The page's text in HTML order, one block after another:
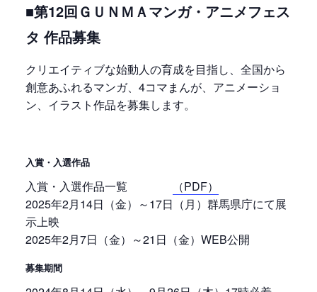
■第12回ＧＵＮＭＡマンガ・アニメフェス
タ 作品募集
クリエイティブな始動人の育成を目指し、全国から
創意あふれるマンガ、4コマまんが、アニメーショ
ン、イラスト作品を募集します。
入賞・入選作品
入賞・入選作品一覧
（PDF）
2025年2月14日（金）～17日（月）群馬県庁にて展
示上映
2025年2月7日（金）～21日（金）WEB公開
募集期間